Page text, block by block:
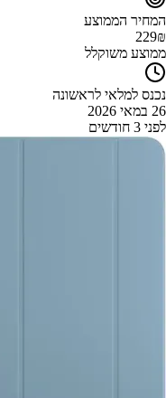
המחיר הממוצע
229₪
ממוצע משוקלל
נכנס למלאי לראשונה
26 במאי 2026
לפני 3 חודשים